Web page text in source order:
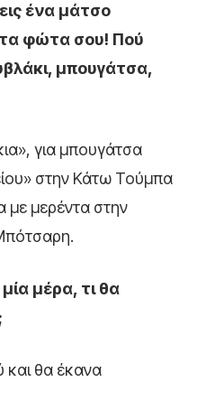
ένα μάτσο
τα φώτα σου! Πού
μπουγάτσα,
για μπουγάτσα
στην Κάτω Τούμπα
με μερέντα στην
μέρα, τι θα
και θα έκανα